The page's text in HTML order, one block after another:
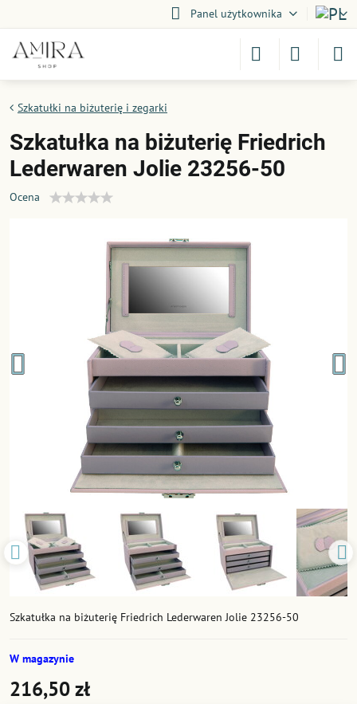
Panel użytkownika
Szkatułki na biżuterię i zegarki
Szkatułka na biżuterię Friedrich
Lederwaren Jolie 23256-50
Ocena
Szkatułka na biżuterię Friedrich Lederwaren Jolie 23256-50
W magazynie
216,50 zł